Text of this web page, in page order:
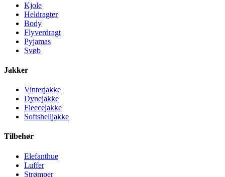
Kjole
Heldragter
Body
Flyverdragt
Pyjamas
Svøb
Jakker
Vinterjakke
Dynejakke
Fleecejakke
Softshelljakke
Tilbehør
Elefanthue
Luffer
Strømper